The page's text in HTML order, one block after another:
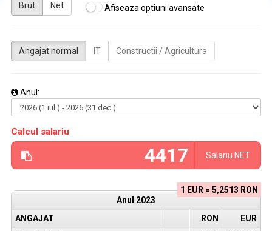
Brut Net Afiseaza optiuni avansate
Angajat normal IT Constructii / Agricultura
Anul:
Calcul salariu
Salariu NET
1 EUR = 5,2513 RON
Anul 2023
ANGAJAT
RON
EUR